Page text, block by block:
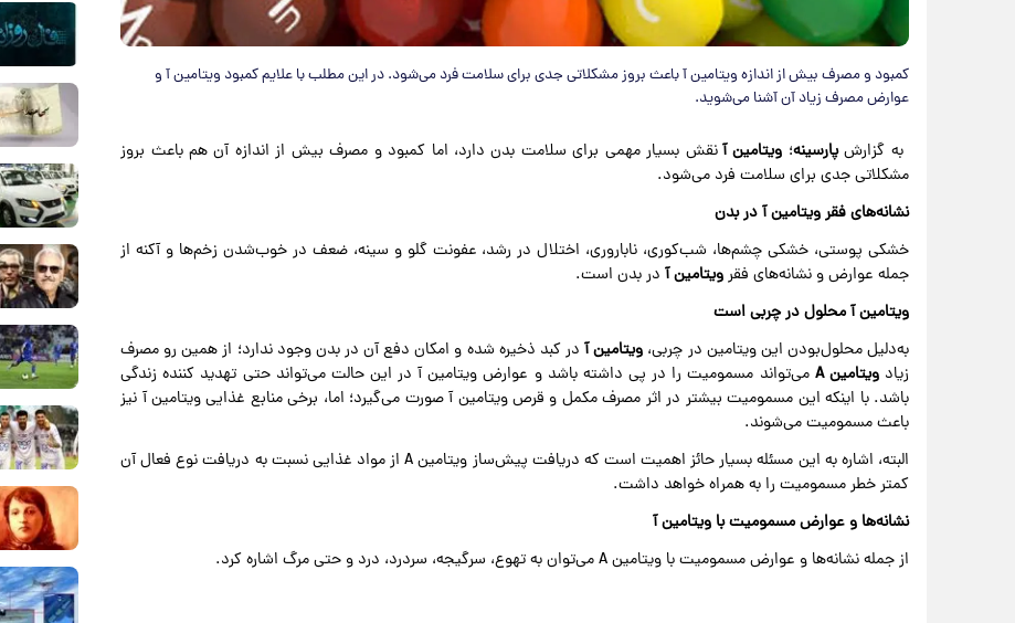
کمبود و مصرف بیش از اندازه ویتامین آ باعث بروز مشکلاتی جدی برای سلامت فرد می‌شود. در این مطلب با علایم کمبود ویتامین آ و
عوارض مصرف زیاد آن آشنا می‌شوید.
به گزارشپارسینه؛ ویتامین آنقش بسیار مهمی برای سلامت بدن دارد، اما کمبود و مصرف بیش از اندازه آن هم باعث بروز
مشکلاتی جدی برای سلامت فرد می‌شود.
نشانه‌های فقر ویتامین آ در بدن
خشکی پوستی، خشکی چشم‌ها، شب‌کوری، ناباروری، اختلال در رشد، عفونت گلو و سینه، ضعف در خوب‌شدن زخم‌ها و آکنه از
جمله عوارض و نشانه‌های فقرویتامین آ در بدن است.
ویتامین آ محلول در چربی است
به‌دلیل محلول‌بودن این ویتامین در چربی، ویتامین آدر کبد ذخیره‌ شده و امکان دفع آن در بدن وجود ندارد؛ از همین رو مصرف
زیاد ویتامین A می‌تواند مسمومیت را در پی داشته باشد و عوارض ویتامین آ در این حالت می‌تواند حتی تهدید کننده زندگی
باشد. با اینکه این مسمومیت بیشتر در اثر مصرف مکمل و قرص ویتامین آ صورت می‌گیرد؛ اما، برخی منابع غذایی ویتامین آ نیز
باعث مسمومیت می‌شوند.
البته، اشاره به این مسئله بسیار حائز اهمیت است که دریافت پیش‌ساز ویتامین A از مواد غذایی نسبت به دریافت نوع فعال آن
کمتر خطر مسمومیت را به همراه خواهد داشت.
نشانه‌ها و عوارض مسمومیت با ویتامین آ
از جمله نشانه‌ها و عوارض مسمومیت با ویتامین A می‌توان به تهوع، سرگیجه، سردرد، درد و حتی مرگ اشاره کرد.